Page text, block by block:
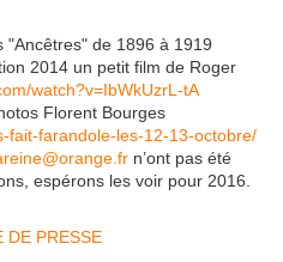
"Ancêtres" de 1896 à 1919
2014 un petit film de Roger
watch?v=IbWkUzrL-tA
Florent Bourges
fait-farandole-les-12-13-octobre/
n’ont pas été
espérons les voir pour 2016.